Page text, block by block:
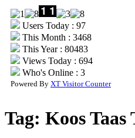
Users Today : 97
This Month : 3468
This Year : 80483
Views Today : 694
Who's Online : 3
Powered By XT Visitor Counter
Tag: Koos Taas